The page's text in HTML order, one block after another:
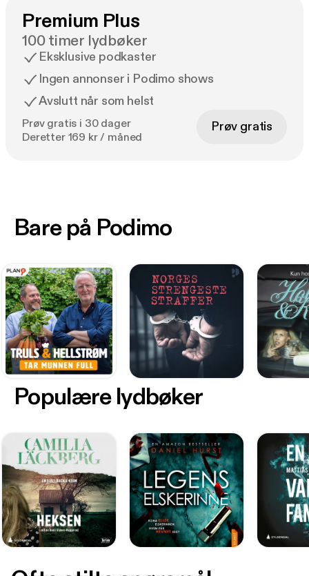
Premium Plus
100 timer lydbøker
Eksklusive podkaster
Ingen annonser i Podimo shows
Avslutt når som helst
Prøv gratis i 30 dager
Deretter 169 kr / måned
Prøv gratis
Bare på Podimo
Populære lydbøker